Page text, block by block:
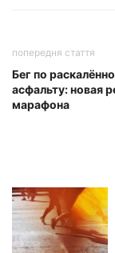
попередня стаття
Бег по
асфальту: новая
марафона